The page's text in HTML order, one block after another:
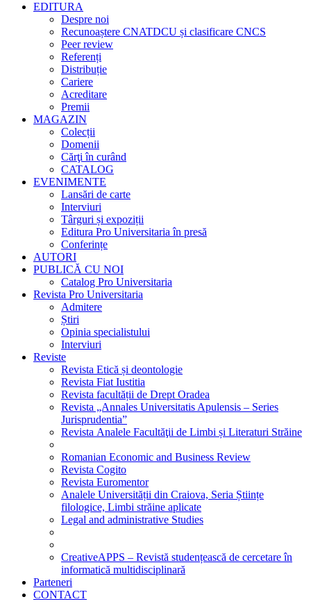
EDITURA
Despre noi
Recunoaștere CNATDCU și clasificare CNCS
Peer review
Referenți
Distribuție
Cariere
Acreditare
Premii
MAGAZIN
Colecții
Domenii
Cărţi în curând
CATALOG
EVENIMENTE
Lansări de carte
Interviuri
Târguri și expoziții
Editura Pro Universitaria în presă
Conferințe
AUTORI
PUBLICĂ CU NOI
Catalog Pro Universitaria
Revista Pro Universitaria
Admitere
Știri
Opinia specialistului
Interviuri
Reviste
Revista Etică și deontologie
Revista Fiat Iustitia
Revista facultății de Drept Oradea
Revista „Annales Universitatis Apulensis – Series
Jurisprudentia”
Revista Analele Facultăţii de Limbi și Literaturi Străine
Romanian Economic and Business Review
Revista Cogito
Revista Euromentor
Analele Universității din Craiova, Seria Științe
filologice, Limbi străine aplicate
Legal and administrative Studies
CreativeAPPS – Revistă studențească de cercetare în
informatică multidisciplinară
Parteneri
CONTACT